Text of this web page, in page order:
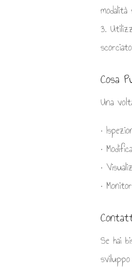
3.
Cosa
Una
•
•
•
•
Se hai